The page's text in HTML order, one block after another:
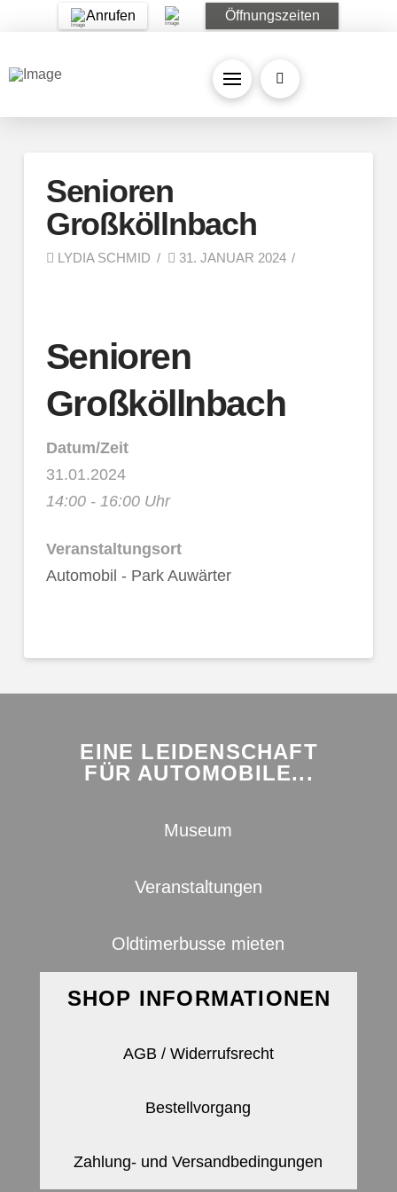
Anrufen Öffnungszeiten
Senioren
Großköllnbach
LYDIA SCHMID 31. JANUAR 2024
Senioren
Großköllnbach
Datum/Zeit
31.01.2024
14:00 - 16:00 Uhr
Veranstaltungsort
Automobil - Park Auwärter
EINE LEIDENSCHAFT
FÜR AUTOMOBILE...
Museum
Veranstaltungen
Oldtimerbusse mieten
SHOP INFORMATIONEN
AGB / Widerrufsrecht
Bestellvorgang
Zahlung- und Versandbedingungen